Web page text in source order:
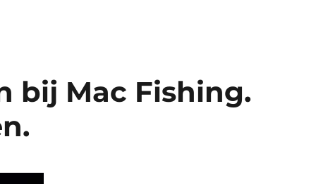
bij Mac Fishing.